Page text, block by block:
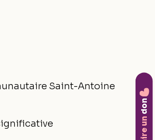
Saint-Antoine
Faire un
don